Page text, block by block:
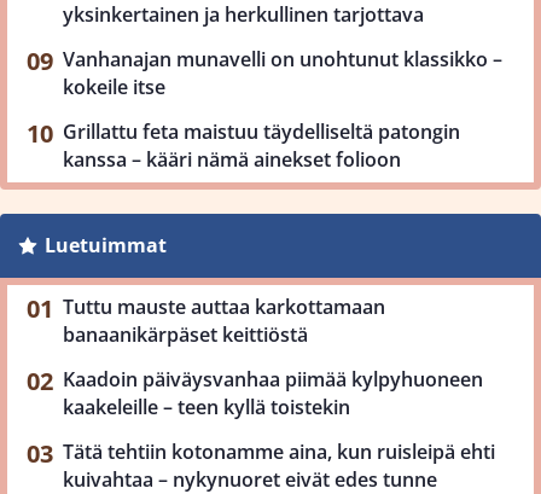
yksinkertainen ja herkullinen tarjottava
Vanhanajan munavelli on unohtunut klassikko –
kokeile itse
Grillattu feta maistuu täydelliseltä patongin
kanssa – kääri nämä ainekset folioon
Luetuimmat
Tuttu mauste auttaa karkottamaan
banaanikärpäset keittiöstä
Kaadoin päiväysvanhaa piimää kylpyhuoneen
kaakeleille – teen kyllä toistekin
Tätä tehtiin kotonamme aina, kun ruisleipä ehti
kuivahtaa – nykynuoret eivät edes tunne